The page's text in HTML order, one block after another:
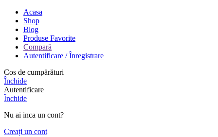
Acasa
Shop
Blog
Produse Favorite
Compară
Autentificare / Înregistrare
Cos de cumpărături
Închide
Autentificare
Închide
Nu ai inca un cont?
Creați un cont